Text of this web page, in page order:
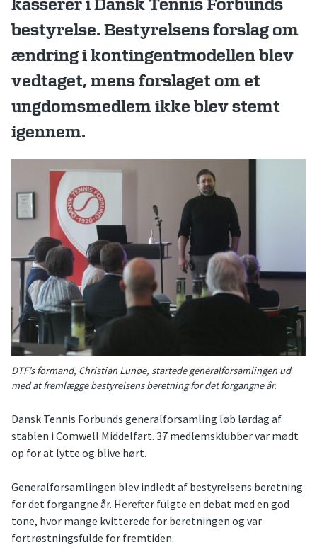
kasserer i Dansk Tennis Forbunds
bestyrelse. Bestyrelsens forslag om
ændring i kontingentmodellen blev
vedtaget, mens forslaget om et
ungdomsmedlem ikke blev stemt
igennem.
DTF’s formand, Christian Lunøe, startede generalforsamlingen ud
med at fremlægge bestyrelsens beretning for det forgangne år.
Dansk Tennis Forbunds generalforsamling løb lørdag af
stablen i Comwell Middelfart. 37 medlemsklubber var mødt
op for at lytte og blive hørt.
Generalforsamlingen blev indledt af bestyrelsens beretning
for det forgangne år. Herefter fulgte en debat med en god
tone, hvor mange kvitterede for beretningen og var
fortrøstningsfulde for fremtiden.